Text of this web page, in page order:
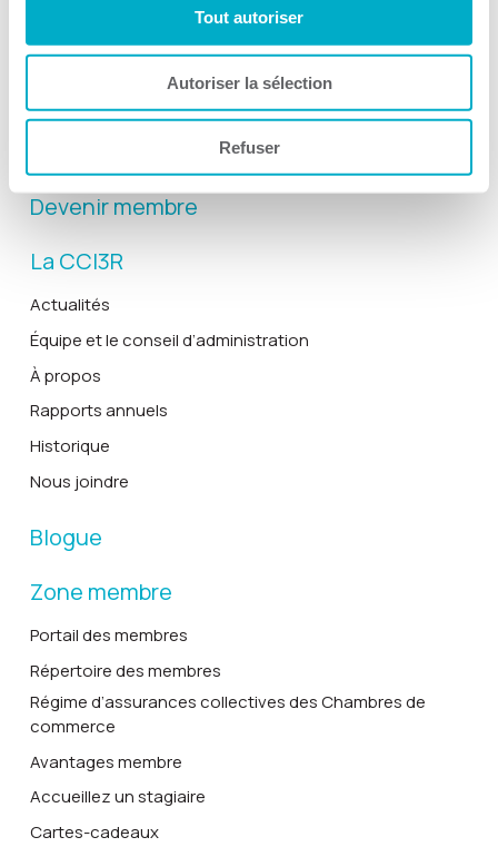
Tout autoriser
Autoriser la sélection
Refuser
Gala Radisson
Solutions RH
Devenir membre
La CCI3R
Actualités
Équipe et le conseil d’administration
À propos
Rapports annuels
Historique
Nous joindre
Blogue
Zone membre
Portail des membres
Répertoire des membres
Régime d’assurances collectives des Chambres de
commerce
Avantages membre
Accueillez un stagiaire
Cartes-cadeaux